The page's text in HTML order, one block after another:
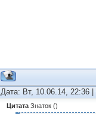
Дата: Вт, 10.06.14, 22:36
Цитата Знаток ()